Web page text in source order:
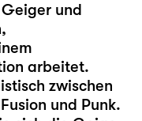
und
arbeitet.
zwischen
und Punk.